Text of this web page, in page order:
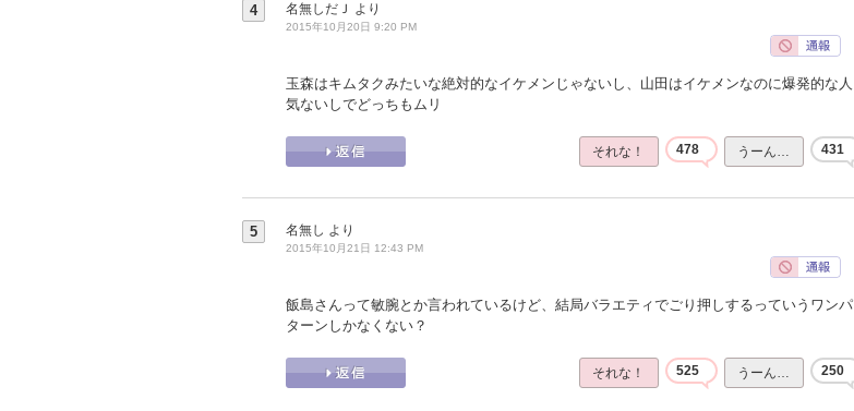
4 名無しだＪ より
2015年10月20日 9:20 PM
玉森はキムタクみたいな絶対的なイケメンじゃないし、山田はイケメンなのに爆発的な人
気ないしでどっちもムリ
それな！ 478 うーん… 431
5 名無し より
2015年10月21日 12:43 PM
飯島さんって敏腕とか言われているけど、結局バラエティでごり押しするっていうワンパ
ターンしかなくない？
それな！ 525 うーん… 250